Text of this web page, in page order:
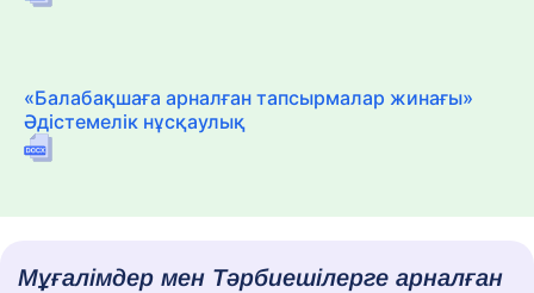
«Балабақшаға арналған тапсырмалар жинағы»
Әдістемелік нұсқаулық
Мұғалімдер мен Тәрбиешілерге арналған